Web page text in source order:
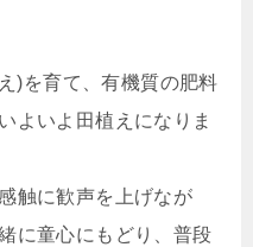
)を育て、有機質の肥料
よいよ田植えになりま
触に歓声を上げなが
に童心にもどり、普段